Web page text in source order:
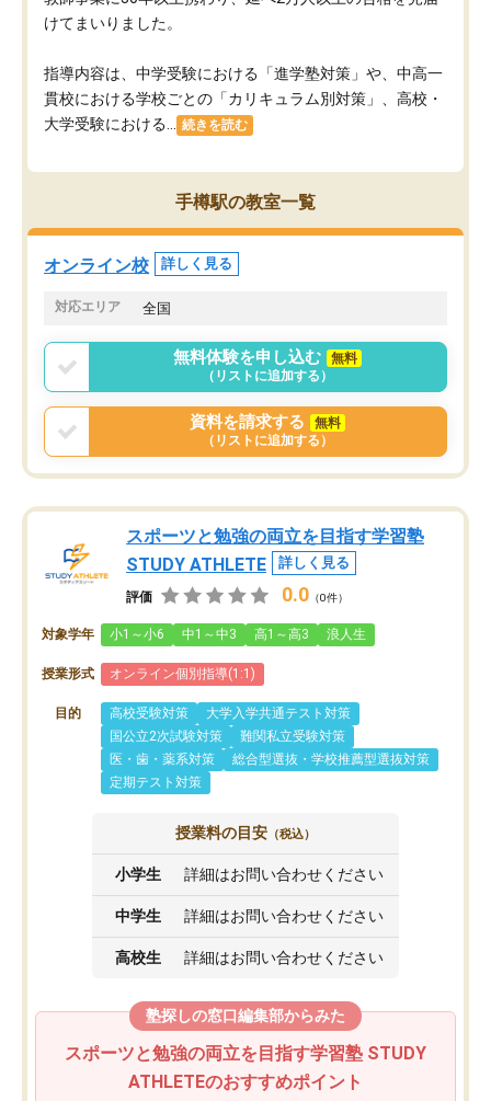
けてまいりました。
指導内容は、中学受験における「進学塾対策」や、中高一
貫校における学校ごとの「カリキュラム別対策」、高校・
大学受験における...
続きを読む
手樽駅の教室一覧
オンライン校 詳しく見る
対応エリア 全国
無料体験を申し込む
無料
（リストに追加する）
資料を請求する
無料
（リストに追加する）
スポーツと勉強の両立を目指す学習塾
STUDY ATHLETE
詳しく見る
評価 0.0 （0件）
対象学年 小1～小6 中1～中3 高1～高3 浪人生
授業形式 オンライン個別指導(1:1)
目的 高校受験対策
大学入学共通テスト対策
国公立2次試験対策
難関私立受験対策
医・歯・薬系対策
総合型選抜・学校推薦型選抜対策
定期テスト対策
授業料の目安 （税込）
小学生 詳細はお問い合わせください
中学生 詳細はお問い合わせください
高校生 詳細はお問い合わせください
塾探しの窓口編集部からみた
スポーツと勉強の両立を目指す学習塾 STUDY
ATHLETEのおすすめポイント